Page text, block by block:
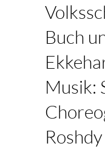
Buch
Musik:
Roshdy